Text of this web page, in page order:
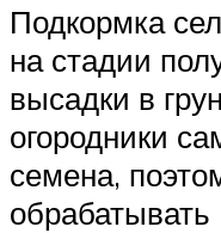
Подкормка
на стадии
высадки в
огородники
семена,
обрабатывать